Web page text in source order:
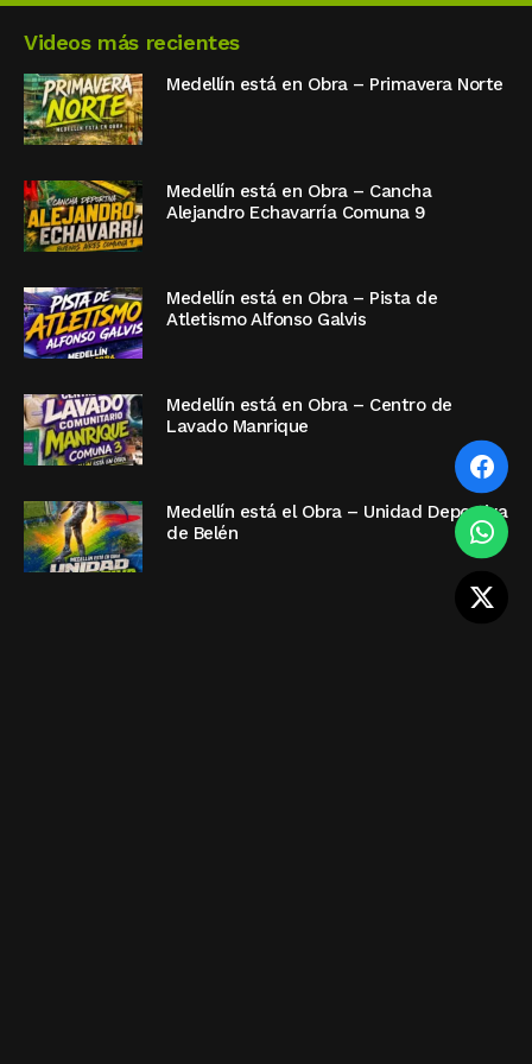
Videos más recientes
Medellín está en Obra – Primavera Norte
Medellín está en Obra – Cancha
Alejandro Echavarría Comuna 9
Medellín está en Obra – Pista de
Atletismo Alfonso Galvis
Medellín está en Obra – Centro de
Lavado Manrique
Medellín está el Obra – Unidad Deportiva
de Belén